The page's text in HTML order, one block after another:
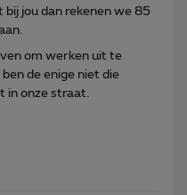
jou dan rekenen we 85
om werken uit te
de enige niet die
in onze straat.